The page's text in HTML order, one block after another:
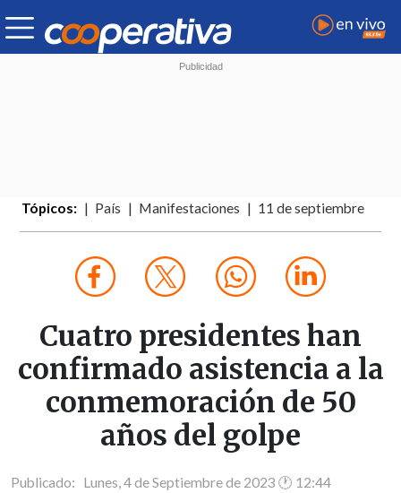
Tópicos: País Manifestaciones 11 de septiembre
Cuatro presidentes han
confirmado asistencia a la
conmemoración de 50
años del golpe
Publicado: Lunes, 4 de Septiembre de 2023 🕐 12:44